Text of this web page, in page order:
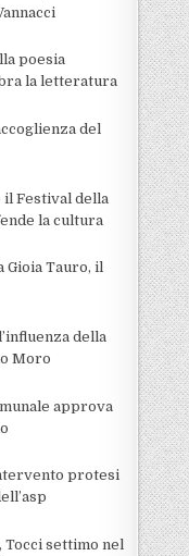
poesia
la letteratura
del
il Festival della
la cultura
Gioia Tauro, il
della
Moro
approva
protesi
settimo nel